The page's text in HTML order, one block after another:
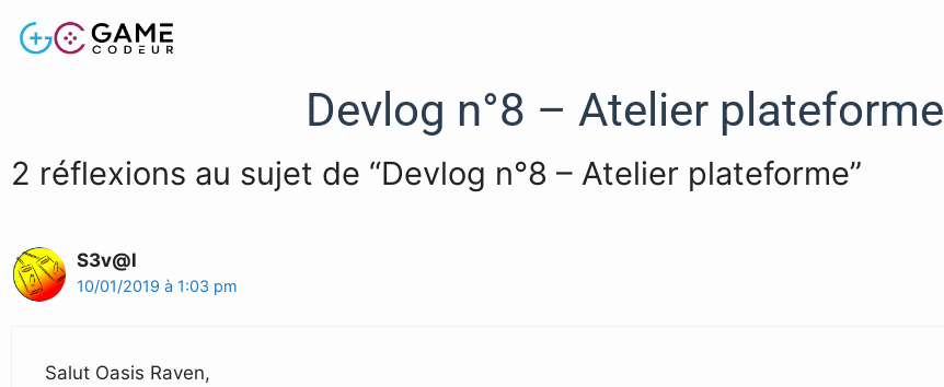
Devlog n°8 – Atelier plateforme
2 réflexions au sujet de “Devlog n°8 – Atelier plateforme”
S3v@l
10/01/2019 à 1:03 pm
Salut Oasis Raven,